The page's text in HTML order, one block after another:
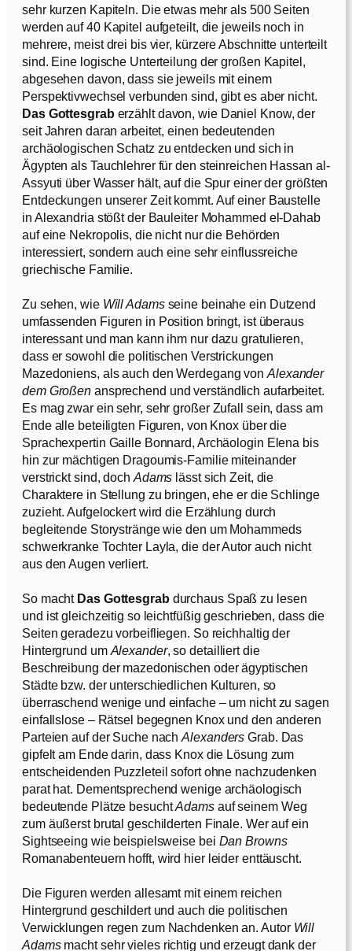
sehr kurzen Kapiteln. Die etwas mehr als 500 Seiten
werden auf 40 Kapitel aufgeteilt, die jeweils noch in
mehrere, meist drei bis vier, kürzere Abschnitte unterteilt
sind. Eine logische Unterteilung der großen Kapitel,
abgesehen davon, dass sie jeweils mit einem
Perspektivwechsel verbunden sind, gibt es aber nicht.
Das Gottesgrab erzählt davon, wie Daniel Know, der
seit Jahren daran arbeitet, einen bedeutenden
archäologischen Schatz zu entdecken und sich in
Ägypten als Tauchlehrer für den steinreichen Hassan al-
Assyuti über Wasser hält, auf die Spur einer der größten
Entdeckungen unserer Zeit kommt. Auf einer Baustelle
in Alexandria stößt der Bauleiter Mohammed el-Dahab
auf eine Nekropolis, die nicht nur die Behörden
interessiert, sondern auch eine sehr einflussreiche
griechische Familie.
Zu sehen, wie Will Adamsseine beinahe ein Dutzend
umfassenden Figuren in Position bringt, ist überaus
interessant und man kann ihm nur dazu gratulieren,
dass er sowohl die politischen Verstrickungen
Mazedoniens, als auch den Werdegang von Alexander
dem Großen ansprechend und verständlich aufarbeitet.
Es mag zwar ein sehr, sehr großer Zufall sein, dass am
Ende alle beteiligten Figuren, von Knox über die
Sprachexpertin Gaille Bonnard, Archäologin Elena bis
hin zur mächtigen Dragoumis-Familie miteinander
verstrickt sind, doch Adams lässt sich Zeit, die
Charaktere in Stellung zu bringen, ehe er die Schlinge
zuzieht. Aufgelockert wird die Erzählung durch
begleitende Storystränge wie den um Mohammeds
schwerkranke Tochter Layla, die der Autor auch nicht
aus den Augen verliert.
So macht Das Gottesgrab durchaus Spaß zu lesen
und ist gleichzeitig so leichtfüßig geschrieben, dass die
Seiten geradezu vorbeifliegen. So reichhaltig der
Hintergrund um Alexander, so detailliert die
Beschreibung der mazedonischen oder ägyptischen
Städte bzw. der unterschiedlichen Kulturen, so
überraschend wenige und einfache – um nicht zu sagen
einfallslose – Rätsel begegnen Knox und den anderen
Parteien auf der Suche nachAlexanders Grab. Das
gipfelt am Ende darin, dass Knox die Lösung zum
entscheidenden Puzzleteil sofort ohne nachzudenken
parat hat. Dementsprechend wenige archäologisch
bedeutende Plätze besuchtAdamsauf seinem Weg
zum äußerst brutal geschilderten Finale. Wer auf ein
Sightseeing wie beispielsweise bei Dan Browns
Romanabenteuern hofft, wird hier leider enttäuscht.
Die Figuren werden allesamt mit einem reichen
Hintergrund geschildert und auch die politischen
Verwicklungen regen zum Nachdenken an. Autor Will
Adamsmacht sehr vieles richtig und erzeugt dank der